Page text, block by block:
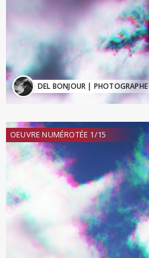
DEL BONJOUR | PHOTOGRAPHE
OEUVRE NUMÉROTÉE 1/15